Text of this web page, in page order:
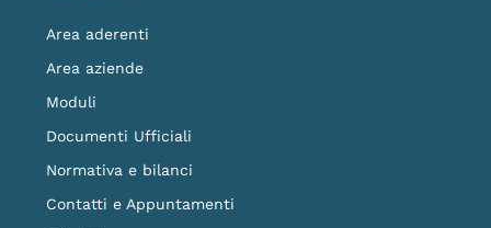
Area aderenti
Area aziende
Moduli
Documenti Ufficiali
Normativa e bilanci
Contatti e Appuntamenti